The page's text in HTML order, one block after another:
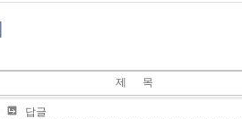
제 목
답글